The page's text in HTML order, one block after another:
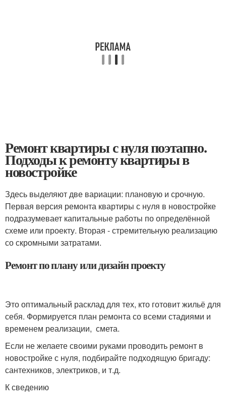
Ремонт квартиры с нуля поэтапно.
Подходы к ремонту квартиры в
новостройке
Здесь выделяют две вариации: плановую и срочную.
Первая версия ремонта квартиры с нуля в новостройке
подразумевает капитальные работы по определённой
схеме или проекту. Вторая - стремительную реализацию
со скромными затратами.
Ремонт по плану или дизайн проекту
Это оптимальный расклад для тех, кто готовит жильё для
себя. Формируется план ремонта со всеми стадиями и
временем реализации, смета.
Если не желаете своими руками проводить ремонт в
новостройке с нуля, подбирайте подходящую бригаду:
сантехников, электриков, и т.д.
К сведению